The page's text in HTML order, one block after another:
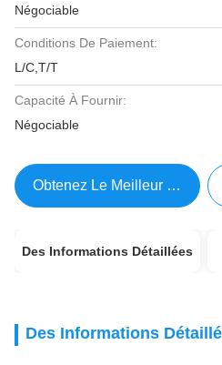
Négociable
Conditions De Paiement:
L/C,T/T
Capacité À Fournir:
Négociable
Obtenez Le Meilleur Prix
Des Informations Détaillées
Des Informations